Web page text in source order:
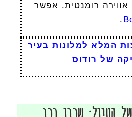
אווירה רומנטית. אפשר
.
המלא למלונות בעיר
של רודוס